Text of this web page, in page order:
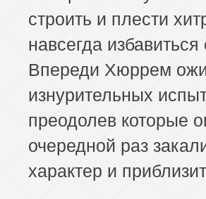
строить и плести
навсегда
Впереди Хюррем
изнурительных
преодолев которые
очередной раз
характер и